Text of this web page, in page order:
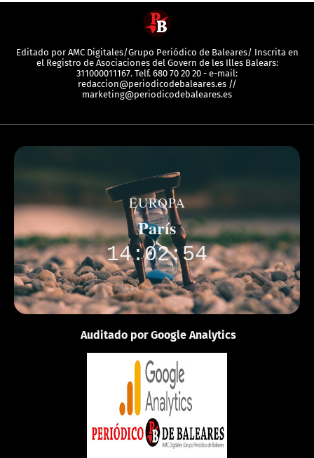
Editado por AMC Digitales/Grupo Periódico de Baleares/ Inscrita en
el Registro de Asociaciones del Govern de les Illes Balears:
311000011167. Telf. 680 70 20 20 - e-mail:
redaccion@periodicodebaleares.es //
marketing@periodicodebaleares.es
EUROPA
París
14:02:54
Auditado por Google Analytics